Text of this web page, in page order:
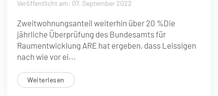
Veröffentlicht am: 07. September 2022
Zweitwohnungsanteil weiterhin über 20 %Die
jährliche Überprüfung des Bundesamts für
Raumentwicklung ARE hat ergeben, dass Leissigen
nach wie vor ei...
Weiterlesen